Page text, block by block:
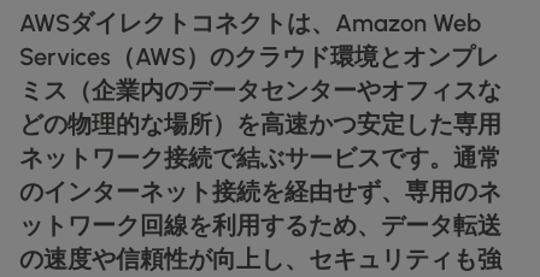
map ネットワークマップ
docs データシート
handshake パートナー
balance キャピタル・マーケット
ホールセール & ハイパースケーラー
monitor キャピタル・マーケット
3p 通信
pill 製薬
storefront リテール(小売)
防衛
delivery_truck_speed 運輸・物流
AAS (オンデマンドサービス)
IP VPN
CPE ソリューション
SD-WAN + SASE
マネージドLAN​
podcasts ニュースレター
network_check ネットワークステータス
AWSダイレクトコネクトは、Amazon Web
Services（AWS）のクラウド環境とオンプレ
ミス（企業内のデータセンターやオフィスな
どの物理的な場所）を高速かつ安定した専用
ネットワーク接続で結ぶサービスです。通常
のインターネット接続を経由せず、専用のネ
ットワーク回線を利用するため、データ転送
の速度や信頼性が向上し、セキュリティも強